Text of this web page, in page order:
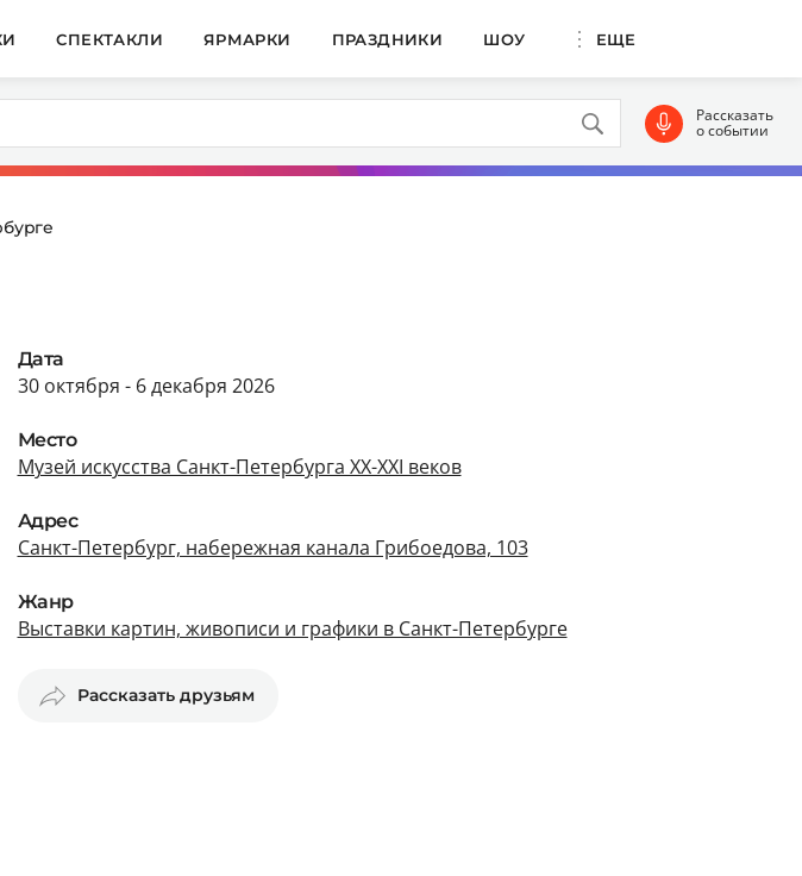
СПЕКТАКЛИ ЯРМАРКИ ПРАЗДНИКИ ШОУ ЕЩЕ
Рассказать
о событии
Дата
30 октября - 6 декабря 2026
Место
Музей искусства Санкт-Петербурга XX-XXI веков
Адрес
Санкт-Петербург, набережная канала Грибоедова, 103
Жанр
Выставки картин, живописи и графики в Санкт-Петербурге
Рассказать друзьям